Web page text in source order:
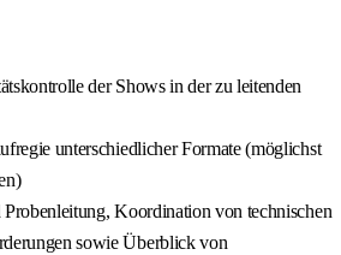
der Shows in der zu leitenden
unterschiedlicher Formate (möglichst
Koordination von technischen
sowie Überblick von